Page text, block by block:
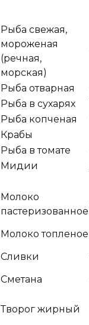
Рыба свежая,
мороженая
(речная,
морская)
Рыба отварная
Рыба в сухарях
Рыба копченая
Крабы
Рыба в томате
Мидии
Молоко
пастеризованное
Молоко топленое
Сливки
Сметана
Творог жирный